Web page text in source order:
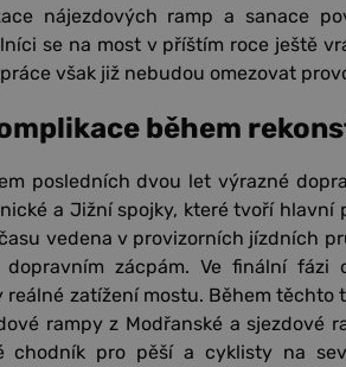
nájezdových ramp a sanace
se na most v příštím roce ještě
však již nebudou omezovat
během
posledních dvou let výrazné
a Jižní spojky, které tvoří hlavní
vedena v provizorních jízdních
zácpám. Ve finální fázi
reálné zatížení mostu. Během těchto
rampy z Modřanské a sjezdové
chodník pro pěší a cyklisty na